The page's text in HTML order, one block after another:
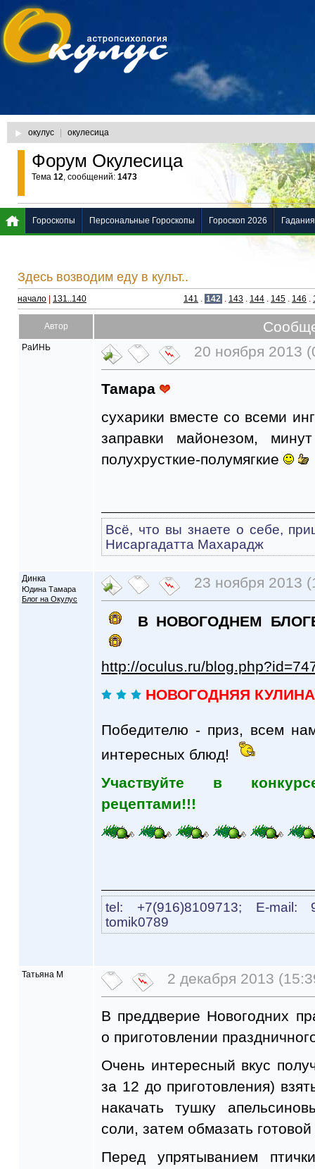
окулус окулесица
Форум Окулесица
Тема 12, сообщений: 1473
Здесь возводим еду в культ..
начало 131..140 141 . 142 . 143 . 144 . 145 . 146 .
Автор
РаИНЬ 20 ноября 2013
Тамара
сухарики вместе со всеми
заправки майонезом,
полухрусткие-полумягкие
Всё, что вы знаете о себе,
Нисаргадатта Махарадж
Динка
Юдина Тамара
Блог на Окулус
23 ноября 2013
В НОВОГОДНЕМ
http://oculus.ru/
НОВОГОДНЯЯ
Победителю - приз, всем
интересных блюд!
Участвуйте в
рецептами!!!
tel: +7(916)8109713; E-mail:
tomik0789
Татьяна М 2 декабря 2013
В преддверие Новогодних
о приготовлении
Очень интересный вкус
за 12 до приготовления)
накачать тушку
соли, затем обмазать
Перед упрятыванием
Гороскопы Персональные Гороскопы Гороскоп 2026 Гадания